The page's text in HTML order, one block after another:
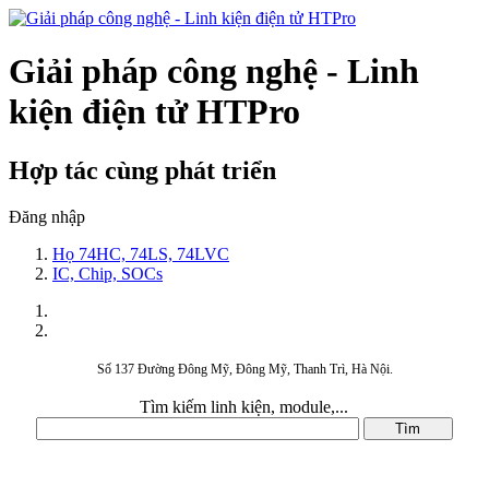
Giải pháp công nghệ - Linh
kiện điện tử HTPro
Hợp tác cùng phát triển
Đăng nhập
Họ 74HC, 74LS, 74LVC
IC, Chip, SOCs
Số 137 Đường Đông Mỹ, Đông Mỹ, Thanh Trì, Hà Nội.
Tìm kiếm linh kiện, module,...